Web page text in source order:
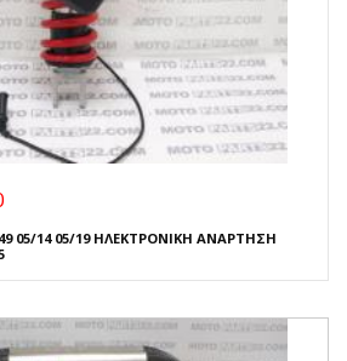
05/14 05/19 ΗΛΕΚΤΡΟΝΙΚΗ ΑΝΑΡΤΗΣΗ